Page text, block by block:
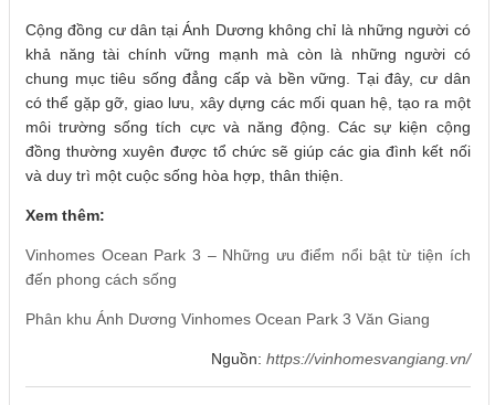
Cộng đồng cư dân tại Ánh Dương không chỉ là những người có
khả năng tài chính vững mạnh mà còn là những người có
chung mục tiêu sống đẳng cấp và bền vững. Tại đây, cư dân
có thể gặp gỡ, giao lưu, xây dựng các mối quan hệ, tạo ra một
môi trường sống tích cực và năng động. Các sự kiện cộng
đồng thường xuyên được tổ chức sẽ giúp các gia đình kết nối
và duy trì một cuộc sống hòa hợp, thân thiện.
Xem thêm:
Vinhomes Ocean Park 3 – Những ưu điểm nổi bật từ tiện ích
đến phong cách sống
Phân khu Ánh Dương Vinhomes Ocean Park 3 Văn Giang
Nguồn: https://vinhomesvangiang.vn/